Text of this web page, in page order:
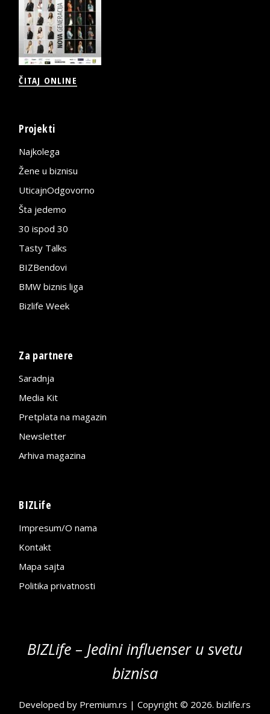
ČITAJ ONLINE
Projekti
Najkolega
Žene u biznisu
UticajnOdgovorno
Šta jedemo
30 ispod 30
Tasty Talks
BIZBendovi
BMW biznis liga
Bizlife Week
Za partnere
Saradnja
Media Kit
Pretplata na magazin
Newsletter
Arhiva magazina
BIZLife
Impresum/O nama
Kontakt
Mapa sajta
Politika privatnosti
BIZLife – Jedini influenser u svetu
biznisa
Developed by Premium.rs | Copyright © 2026.bizlife.rs